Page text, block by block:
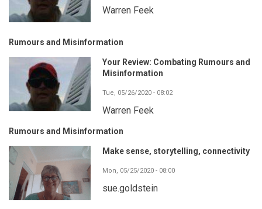
Warren Feek
Rumours and Misinformation
Your Review: Combating Rumours and
Misinformation
Tue, 05/26/2020 - 08:02
Warren Feek
Rumours and Misinformation
Make sense, storytelling, connectivity
Mon, 05/25/2020 - 08:00
sue.goldstein